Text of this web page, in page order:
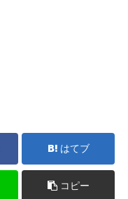
はてブ
コピー